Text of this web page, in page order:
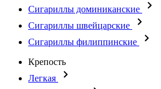
Сигариллы доминиканские
Сигариллы швейцарские
Сигариллы филиппинские
Крепость
Легкая